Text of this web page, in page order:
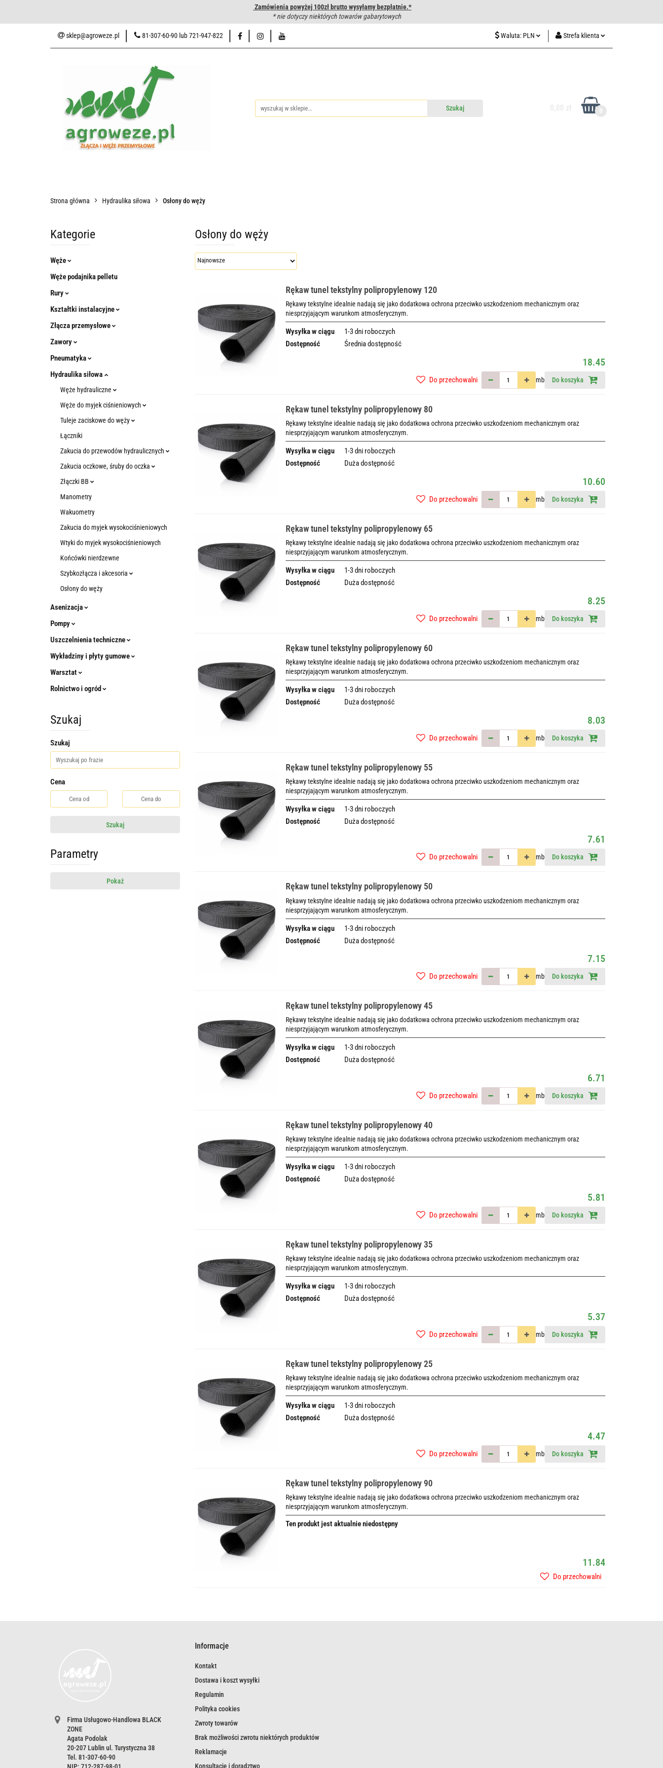
Zamówienia powyżej 100zł brutto wysyłamy bezpłatnie.*
* nie dotyczy niektórych towarów gabarytowych
sklep@agroweze.pl 81-307-60-90 lub 721-947-822 Waluta: PLN Strefa klienta
Zakuwanie węży hydraulicznych Hurtownia Napisz do nas
Strona główna Hydraulika siłowa Osłony do węży
Kategorie
Węże
Węże podajnika pelletu
Rury
Kształtki instalacyjne
Złącza przemysłowe
Zawory
Pneumatyka
Hydraulika siłowa
Węże hydrauliczne
Węże do myjek ciśnieniowych
Tuleje zaciskowe do węży
Łączniki
Zakucia do przewodów hydraulicznych
Zakucia oczkowe, śruby do oczka
Złączki BB
Manometry
Wakuometry
Zakucia do myjek wysokociśnieniowych
Wtyki do myjek wysokociśnieniowych
Końcówki nierdzewne
Szybkozłącza i akcesoria
Osłony do węży
Asenizacja
Pompy
Uszczelnienia techniczne
Wykładziny i płyty gumowe
Warsztat
Rolnictwo i ogród
Szukaj
Szukaj
Cena
Szukaj
Parametry
Pokaż
Osłony do węży
Rękaw tunel tekstylny polipropylenowy 120
Rękawy tekstylne idealnie nadają się jako dodatkowa ochrona przeciwko uszkodzeniom mechanicznym oraz
niesprzyjającym warunkom atmosferycznym.
Wysyłka w ciągu
1-3 dni roboczych
Dostępność
Średnia dostępność
18.45
mb Do koszyka
Do przechowalni
Rękaw tunel tekstylny polipropylenowy 80
Rękawy tekstylne idealnie nadają się jako dodatkowa ochrona przeciwko uszkodzeniom mechanicznym oraz
niesprzyjającym warunkom atmosferycznym.
Wysyłka w ciągu
1-3 dni roboczych
Dostępność
Duża dostępność
10.60
mb Do koszyka
Do przechowalni
Rękaw tunel tekstylny polipropylenowy 65
Rękawy tekstylne idealnie nadają się jako dodatkowa ochrona przeciwko uszkodzeniom mechanicznym oraz
niesprzyjającym warunkom atmosferycznym.
Wysyłka w ciągu
1-3 dni roboczych
Dostępność
Duża dostępność
8.25
mb Do koszyka
Do przechowalni
Rękaw tunel tekstylny polipropylenowy 60
Rękawy tekstylne idealnie nadają się jako dodatkowa ochrona przeciwko uszkodzeniom mechanicznym oraz
niesprzyjającym warunkom atmosferycznym.
Wysyłka w ciągu
1-3 dni roboczych
Dostępność
Duża dostępność
8.03
mb Do koszyka
Do przechowalni
Rękaw tunel tekstylny polipropylenowy 55
Rękawy tekstylne idealnie nadają się jako dodatkowa ochrona przeciwko uszkodzeniom mechanicznym oraz
niesprzyjającym warunkom atmosferycznym.
Wysyłka w ciągu
1-3 dni roboczych
Dostępność
Duża dostępność
7.61
mb Do koszyka
Do przechowalni
Rękaw tunel tekstylny polipropylenowy 50
Rękawy tekstylne idealnie nadają się jako dodatkowa ochrona przeciwko uszkodzeniom mechanicznym oraz
niesprzyjającym warunkom atmosferycznym.
Wysyłka w ciągu
1-3 dni roboczych
Dostępność
Duża dostępność
7.15
mb Do koszyka
Do przechowalni
Rękaw tunel tekstylny polipropylenowy 45
Rękawy tekstylne idealnie nadają się jako dodatkowa ochrona przeciwko uszkodzeniom mechanicznym oraz
niesprzyjającym warunkom atmosferycznym.
Wysyłka w ciągu
1-3 dni roboczych
Dostępność
Duża dostępność
6.71
mb Do koszyka
Do przechowalni
Rękaw tunel tekstylny polipropylenowy 40
Rękawy tekstylne idealnie nadają się jako dodatkowa ochrona przeciwko uszkodzeniom mechanicznym oraz
niesprzyjającym warunkom atmosferycznym.
Wysyłka w ciągu
1-3 dni roboczych
Dostępność
Duża dostępność
5.81
mb Do koszyka
Do przechowalni
Rękaw tunel tekstylny polipropylenowy 35
Rękawy tekstylne idealnie nadają się jako dodatkowa ochrona przeciwko uszkodzeniom mechanicznym oraz
niesprzyjającym warunkom atmosferycznym.
Wysyłka w ciągu
1-3 dni roboczych
Dostępność
Duża dostępność
5.37
mb Do koszyka
Do przechowalni
Rękaw tunel tekstylny polipropylenowy 25
Rękawy tekstylne idealnie nadają się jako dodatkowa ochrona przeciwko uszkodzeniom mechanicznym oraz
niesprzyjającym warunkom atmosferycznym.
Wysyłka w ciągu
1-3 dni roboczych
Dostępność
Duża dostępność
4.47
mb Do koszyka
Do przechowalni
Rękaw tunel tekstylny polipropylenowy 90
Rękawy tekstylne idealnie nadają się jako dodatkowa ochrona przeciwko uszkodzeniom mechanicznym oraz
niesprzyjającym warunkom atmosferycznym.
Ten produkt jest aktualnie niedostępny
11.84
Do przechowalni
Firma Usługowo-Handlowa BLACK
ZONE
Agata Podolak
20-207 Lublin ul. Turystyczna 38
Tel. 81-307-60-90
Informacje
Kontakt
Dostawa i koszt wysyłki
Regulamin
Polityka cookies
Zwroty towarów
Brak możliwości zwrotu niektórych produktów
Reklamacje
Konsultacje i doradztwo